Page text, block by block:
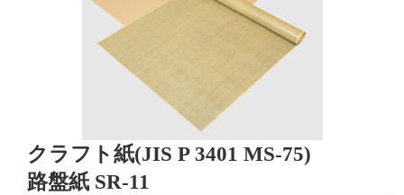
クラフト紙(JIS P 3401 MS-75)
路盤紙 SR-11